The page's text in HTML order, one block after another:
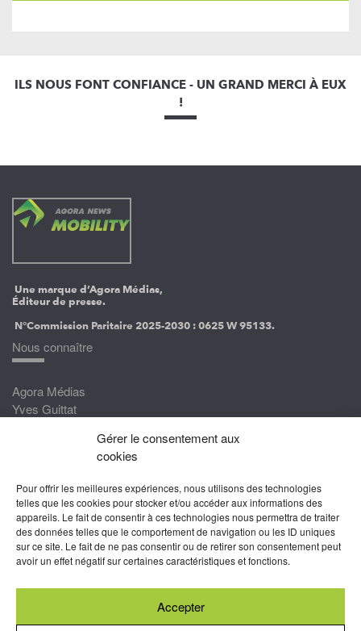
Gérer le consentement aux
cookies
Pour offrir les meilleures expériences, nous utilisons des technologies
telles que les cookies pour stocker et/ou accéder aux informations des
appareils. Le fait de consentir à ces technologies nous permettra de traiter
des données telles que le comportement de navigation ou les ID uniques
sur ce site. Le fait de ne pas consentir ou de retirer son consentement peut
avoir un effet négatif sur certaines caractéristiques et fonctions.
Accepter
ILS NOUS FONT CONFIANCE - UN GRAND MERCI À EUX
!
Une marque d’Agora Médias,
Éditeur de presse.
N°Commission Paritaire 2025-2030 :0625 W 95133.
Nous connaître
Agora Médias
Yves Guittat
Devenez correspondant
Rejoignez nos experts
Devenez Partenaire
Nous suivre